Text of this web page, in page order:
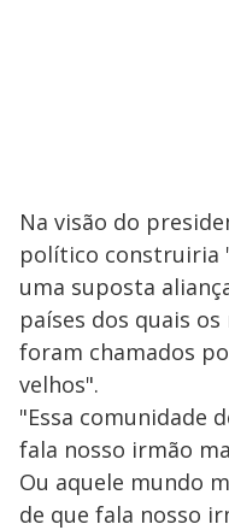
Na visão do
político construiria
uma suposta
países dos quais
foram chamados
velhos".
"Essa comunidade
fala nosso irmão
Ou aquele mundo
de que fala nosso